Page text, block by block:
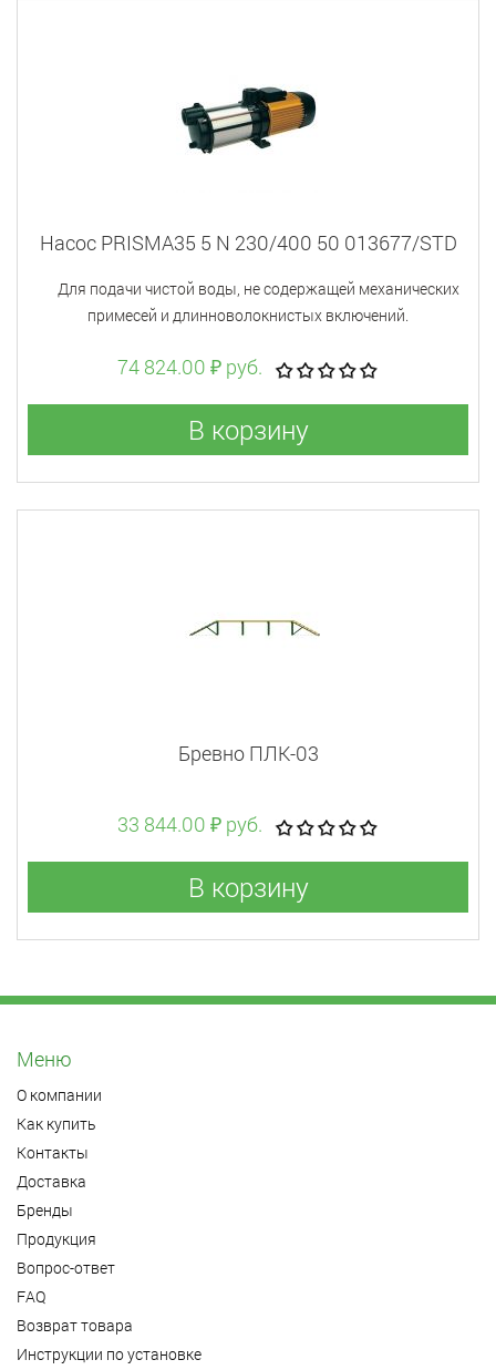
Насос PRISMA35 5 N 230/400 50 013677/STD
Для подачи чистой воды, не содержащей механических
примесей и длинноволокнистых включений.
74 824.00 ₽ руб.
В корзину
Бревно ПЛК-03
33 844.00 ₽ руб.
В корзину
Меню
О компании
Как купить
Контакты
Доставка
Бренды
Продукция
Вопрос-ответ
FAQ
Возврат товара
Инструкции по установке